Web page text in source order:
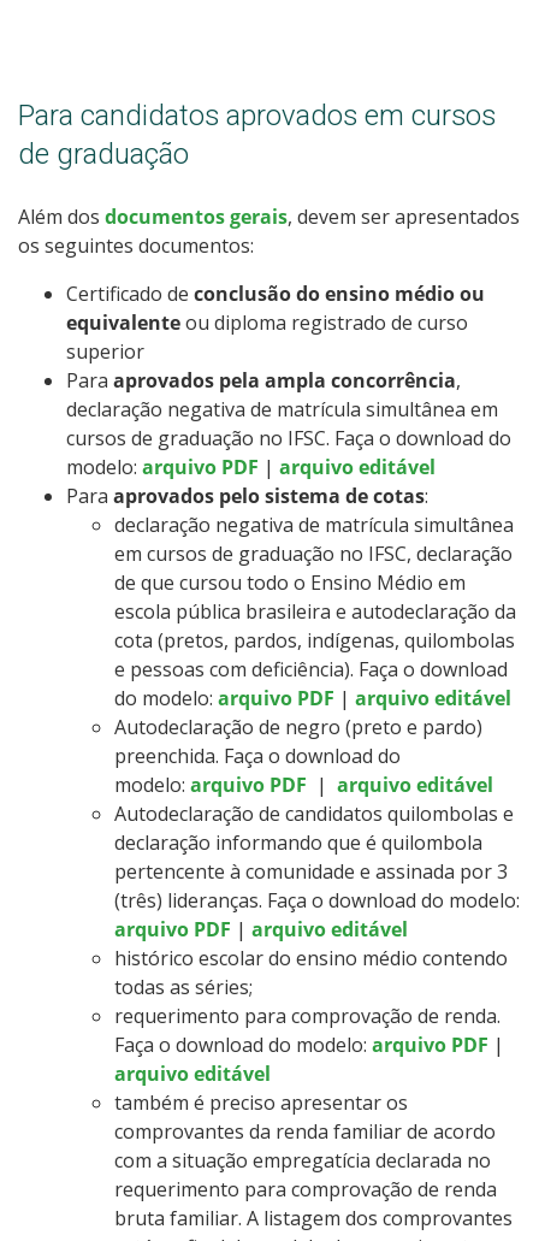
Para candidatos aprovados em cursos
de graduação
Além dos documentos gerais, devem ser apresentados
os seguintes documentos:
Certificado de conclusão do ensino médio ou
equivalenteou diploma registrado de curso
superior
Para aprovados pela ampla concorrência,
declaração negativa de matrícula simultânea em
cursos de graduação no IFSC. Faça o download do
modelo: arquivo PDF | arquivo editável
Para aprovados pelo sistema de cotas:
declaração negativa de matrícula simultânea
em cursos de graduação no IFSC, declaração
de que cursou todo o Ensino Médio em
escola pública brasileira e autodeclaração da
cota (pretos, pardos, indígenas, quilombolas
e pessoas com deficiência). Faça o download
do modelo: arquivo PDF | arquivo editável
Autodeclaração de negro (preto e pardo)
preenchida. Faça o download do
modelo: arquivo PDF | arquivo editável
Autodeclaração de candidatos quilombolas e
declaração informando que é quilombola
pertencente à comunidade e assinada por 3
(três) lideranças. Faça o download do modelo:
arquivo PDF | arquivo editável
histórico escolar do ensino médio contendo
todas as séries;
requerimento para comprovação de renda.
Faça o download do modelo: arquivo PDF |
arquivo editável
também é preciso apresentar os
comprovantes da renda familiar de acordo
com a situação empregatícia declarada no
requerimento para comprovação de renda
bruta familiar. A listagem dos comprovantes